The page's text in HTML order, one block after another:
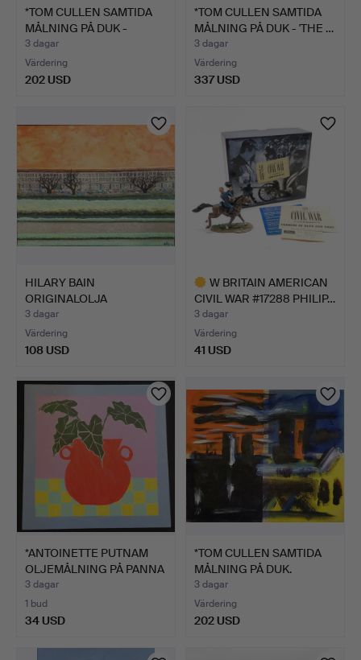
*TOM CULLEN SAMTIDA
MÅLNING PÅ DUK -
'ANNA…
3 dagar
Värdering
202 USD
*TOM CULLEN SAMTIDA
MÅLNING PÅ DUK - 'THE …
3 dagar
Värdering
337 USD
HILARY BAIN
ORIGINALOLJA
MONTPELIER GARDEN…
3 dagar
Värdering
108 USD
W BRITAIN AMERICAN
CIVIL WAR #17288 PHILIP…
3 dagar
Värdering
41 USD
föremål
*ANTOINETTE PUTNAM
OLJEMÅLNING PÅ PANNA
'A…
3 dagar
1 bud
34 USD
*TOM CULLEN SAMTIDA
MÅLNING PÅ DUK.
3 dagar
Värdering
202 USD